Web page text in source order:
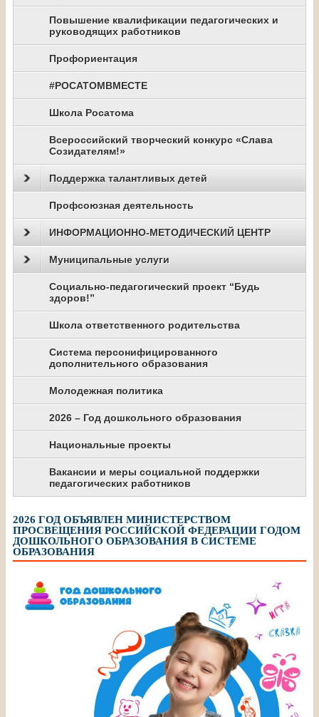
Повышение квалификации педагогических и
руководящих работников
Профориентация
#РОСАТОМВМЕСТЕ
Школа Росатома
Всероссийский творческий конкурс «Слава
Созидателям!»
Поддержка талантливых детей
Профсоюзная деятельность
ИНФОРМАЦИОННО-МЕТОДИЧЕСКИЙ ЦЕНТР
Муниципальные услуги
Социально-педагогический проект “Будь
здоров!”
Школа ответственного родительства
Система персонифицированного
дополнительного образования
Молодежная политика
2026 – Год дошкольного образования
Национальные проекты
Вакансии и меры социальной поддержки
педагогических работников
2026 ГОД ОБЪЯВЛЕН МИНИСТЕРСТВОМ
ПРОСВЕЩЕНИЯ РОССИЙСКОЙ ФЕДЕРАЦИИ ГОДОМ
ДОШКОЛЬНОГО ОБРАЗОВАНИЯ В СИСТЕМЕ
ОБРАЗОВАНИЯ